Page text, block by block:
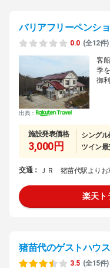
バリアフリーペンシ
0.0 (全12件)
出典：
客
季
御
施設発表価格
3,000円
シングル
ツイン最
交通： ＪＲ 猪苗代駅よりお
楽天ト
猪苗代のゲストハウ
3.5 (全15件)